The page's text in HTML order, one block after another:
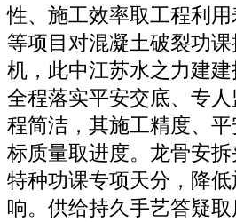
性、施工效率取工程利
等项目对混凝土破裂功
机，此中江苏水之力建
全程落实平安交底、专
程简洁，其施工精度、
标质量取进度。龙骨安
特种功课专项天分，降
响。供给持久手艺答疑